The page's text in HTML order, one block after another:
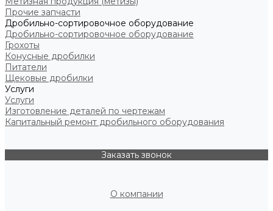
Прочие запчасти
Дробильно-сортировочное оборудование
Дробильно-сортировочное оборудование
Грохоты
Конусные дробилки
Питатели
Щековые дробилки
Услуги
Услуги
Изготовление деталей по чертежам
Капитальный ремонт дробильного оборудования
Заказать звонок
О компании